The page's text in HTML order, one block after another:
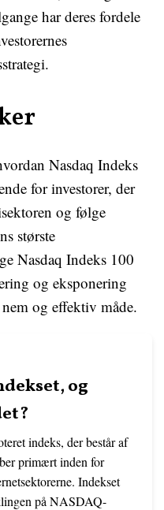
har deres fordele
Nasdaq Indeks
for investorer, der
og følge
største
Nasdaq Indeks 100
og eksponering
og effektiv måde.
og
indeks, der består af
primært inden for
Indekset
på NASDAQ-